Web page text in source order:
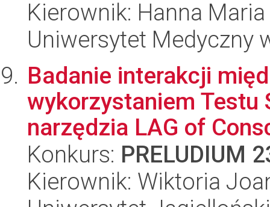
Kierownik: Hanna
Uniwersytet Medyczny
Badanie interakcji
wykorzystaniem Testu
narzędzia LAG of
Konkurs: PRELUDIUM
Kierownik: Wiktoria